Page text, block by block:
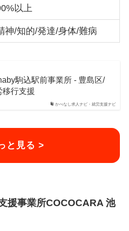
以上
神/知的/発達/身体/難病
かべなし求人ナビ・就労支援ナビ
駒込駅前事業所 - 豊島区/
移行支援
と見る >
援事業所COCOCARA 池